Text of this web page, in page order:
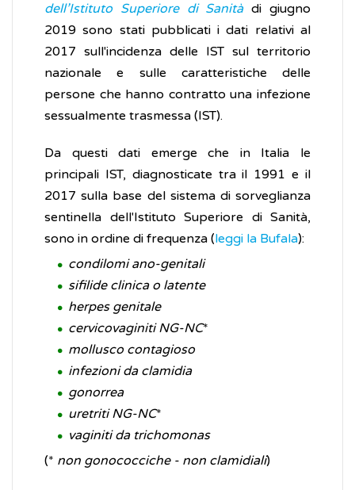
dell’Istituto Superiore di Sanità di giugno
2019 sono stati pubblicati i dati relativi al
2017 sull'incidenza delle IST sul territorio
nazionale e sulle caratteristiche delle
persone che hanno contratto una infezione
sessualmente trasmessa (IST).
Da questi dati emerge che in Italia le
principali IST, diagnosticate tra il 1991 e il
2017 sulla base del sistema di sorveglianza
sentinella dell'Istituto Superiore di Sanità,
sono in ordine di frequenza (leggi la Bufala):
condilomi ano-genitali
sifilide clinica o latente
herpes genitale
cervicovaginiti NG-NC*
mollusco contagioso
infezioni da clamidia
gonorrea
uretriti NG-NC*
vaginiti da trichomonas
(* non gonococciche - non clamidiali)